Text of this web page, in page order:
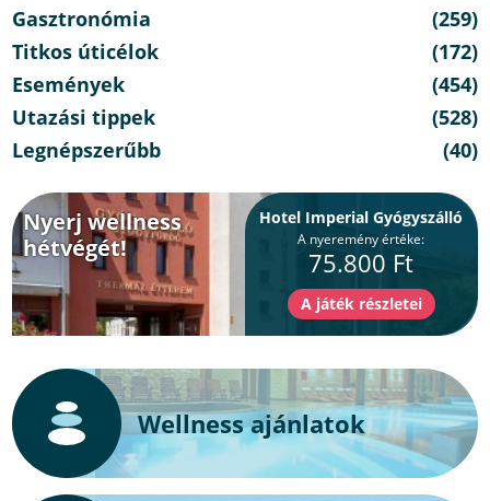
Gasztronómia
(259)
Titkos úticélok
(172)
Események
(454)
Utazási tippek
(528)
Legnépszerűbb
(40)
Nyerj wellness
hétvégét!
Hotel Imperial Gyógyszálló
A nyeremény értéke:
75.800 Ft
Wellness ajánlatok